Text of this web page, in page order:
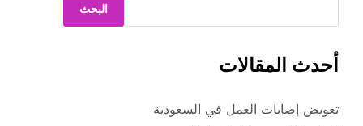
البحث
أحدث المقالات
تعويض إصابات العمل في السعودية